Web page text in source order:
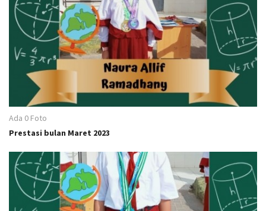
Ada 0 Foto
Prestasi bulan Maret 2023